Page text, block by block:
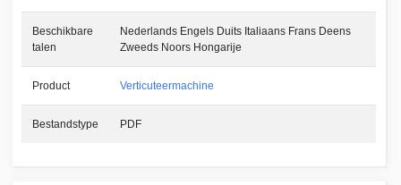
Beschikbare
talen
Nederlands Engels Duits Italiaans Frans Deens
Zweeds Noors Hongarije
Product Verticuteermachine
Bestandstype PDF